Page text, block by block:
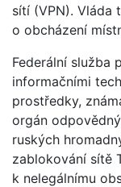
sítí (VPN). Vláda
o obcházení
Federální služba
informačními
prostředky,
orgán
ruských
zablokování sítě
k nelegálnímu